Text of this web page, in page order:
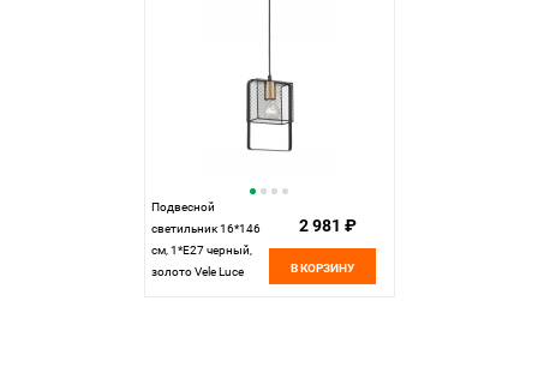
Подвесной
светильник 16*146
см, 1*E27 черный,
золото Vele Luce
2 981 ₽
В КОРЗИНУ